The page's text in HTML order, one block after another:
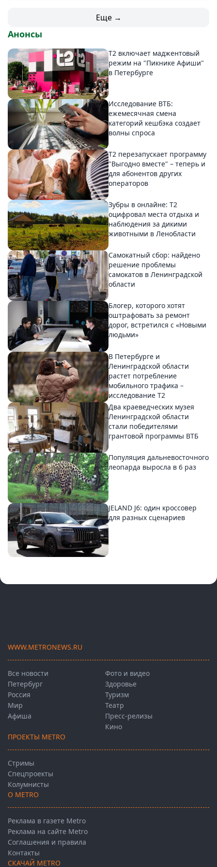
Еще →
Анонсы
Т2 включает маджентовый
режим на "Пикнике Афиши"
в Петербурге
Исследование ВТБ:
ежемесячная смена
категорий кешбэка создает
волны спроса
Т2 перезапускает программу
"Выгодно вместе" – теперь и
для абонентов других
операторов
Зубры в онлайне: Т2
оцифровал места отдыха и
наблюдения за дикими
животными в Ленобласти
Самокатный сбор: найдено
решение проблемы
самокатов в Ленинградской
области
Блогер, которого хотят
оштрафовать за ремонт
дорог, встретился с «Новыми
людьми»
В Петербурге и
Ленинградской области
растет потребление
мобильного трафика –
исследование T2
Два краеведческих музея
Ленинградской области
стали победителями
грантовой программы ВТБ
Популяция дальневосточного
леопарда выросла в 6 раз
JELAND J6: один кроссовер
для разных сценариев
WWW.METRONEWS.RU
Все новости
Петербург
Россия
Мир
Афиша
Фото и видео
Здоровье
Туризм
Театр
Пресс-релизы
Кино
ПРОЕКТЫ METRO
Стримы
Спецпроекты
Колумнисты
О METRO
Реклама в газете Metro
Реклама на сайте Metro
Соглашения и правила
Контакты
СКАЧАЙ METRO